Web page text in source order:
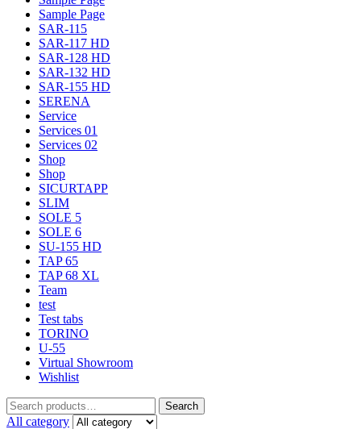
Sample Page
SAR-115
SAR-117 HD
SAR-128 HD
SAR-132 HD
SAR-155 HD
SERENA
Service
Services 01
Services 02
Shop
Shop
SICURTAPP
SLIM
SOLE 5
SOLE 6
SU-155 HD
TAP 65
TAP 68 XL
Team
test
Test tabs
TORINO
U-55
Virtual Showroom
Wishlist
Search
All category